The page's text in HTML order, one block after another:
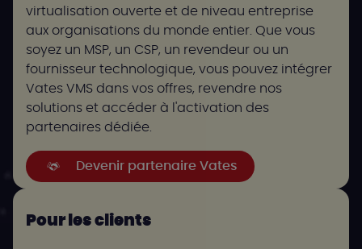
virtualisation ouverte et de niveau entreprise
aux organisations du monde entier. Que vous
soyez un MSP, un CSP, un revendeur ou un
fournisseur technologique, vous pouvez intégrer
Vates VMS dans vos offres, revendre nos
solutions et accéder à l'activation des
partenaires dédiée.
Devenir partenaire Vates
Pour les clients